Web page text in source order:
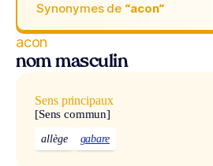
Synonymes de “acon“
acon
nom masculin
Sens principaux
[Sens commun]
allège gabare